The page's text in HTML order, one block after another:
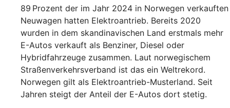
89 Prozent der im Jahr 2024 in Norwegen verkauften
Neuwagen hatten Elektroantrieb. Bereits 2020
wurden in dem skandinavischen Land erstmals mehr
E-Autos verkauft als Benziner, Diesel oder
Hybridfahrzeuge zusammen. Laut norwegischem
Straßenverkehrsverband ist das ein Weltrekord.
Norwegen gilt als Elektroantrieb-Musterland. Seit
Jahren steigt der Anteil der E-Autos dort stetig.